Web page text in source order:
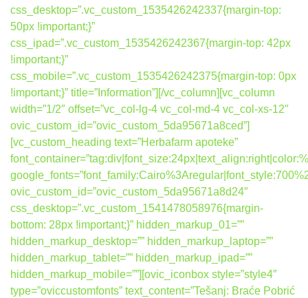
css_desktop=”.vc_custom_1535426242337{margin-top:
50px !important;}”
css_ipad=”.vc_custom_1535426242367{margin-top: 42px
!important;}”
css_mobile=”.vc_custom_1535426242375{margin-top: 0px
!important;}” title=”Information”][/vc_column][vc_column
width=”1/2″ offset=”vc_col-lg-4 vc_col-md-4 vc_col-xs-12″
ovic_custom_id=”ovic_custom_5da95671a8ced”]
[vc_custom_heading text=”Herbafarm apoteke”
ovic_custom_id=”ovic_custom_5da95671a8d24″
css_desktop=”.vc_custom_1541478058976{margin-
bottom: 28px !important;}” hidden_markup_01=””
hidden_markup_desktop=”” hidden_markup_laptop=””
hidden_markup_tablet=”” hidden_markup_ipad=””
hidden_markup_mobile=””][ovic_iconbox style=”style4″
type=”oviccustomfonts” text_content=”Tešanj: Braće Pobrić